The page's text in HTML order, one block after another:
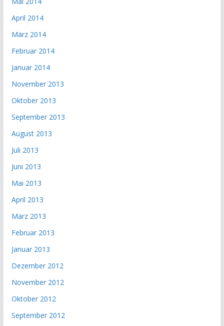
April 2014
März 2014
Februar 2014
Januar 2014
November 2013
Oktober 2013
September 2013
August 2013
Juli 2013
Juni 2013
Mai 2013
April 2013
März 2013
Februar 2013
Januar 2013
Dezember 2012
November 2012
Oktober 2012
September 2012